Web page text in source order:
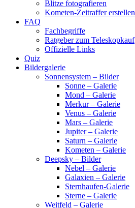
Blitze fotografieren
Kometen-Zeitraffer erstellen
FAQ
Fachbegriffe
Ratgeber zum Teleskopkauf
Offizielle Links
Quiz
Bildergalerie
Sonnensystem – Bilder
Sonne – Galerie
Mond – Galerie
Merkur – Galerie
Venus – Galerie
Mars – Galerie
Jupiter – Galerie
Saturn – Galerie
Kometen – Galerie
Deepsky – Bilder
Nebel – Galerie
Galaxien – Galerie
Sternhaufen-Galerie
Sterne – Galerie
Weitfeld – Galerie